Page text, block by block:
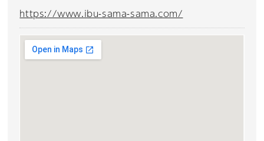
https://www.ibu-sama-sama.com/